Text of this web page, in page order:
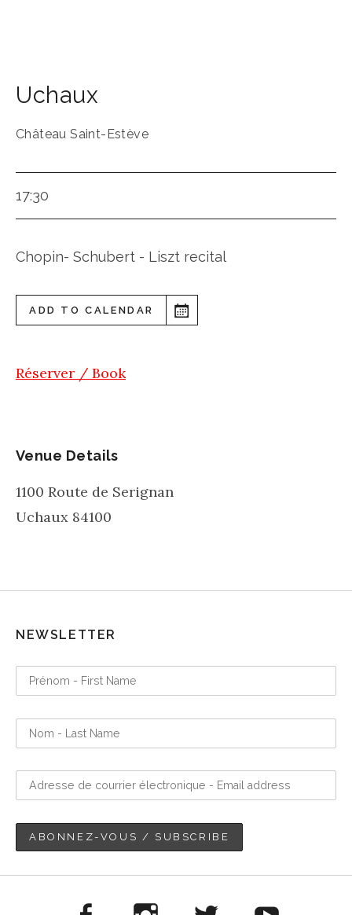
Uchaux
Château Saint-Estève
17:30
Chopin- Schubert - Liszt recital
ADD TO CALENDAR
Réserver / Book
Venue Details
1100 Route de Serignan
Uchaux 84100
NEWSLETTER